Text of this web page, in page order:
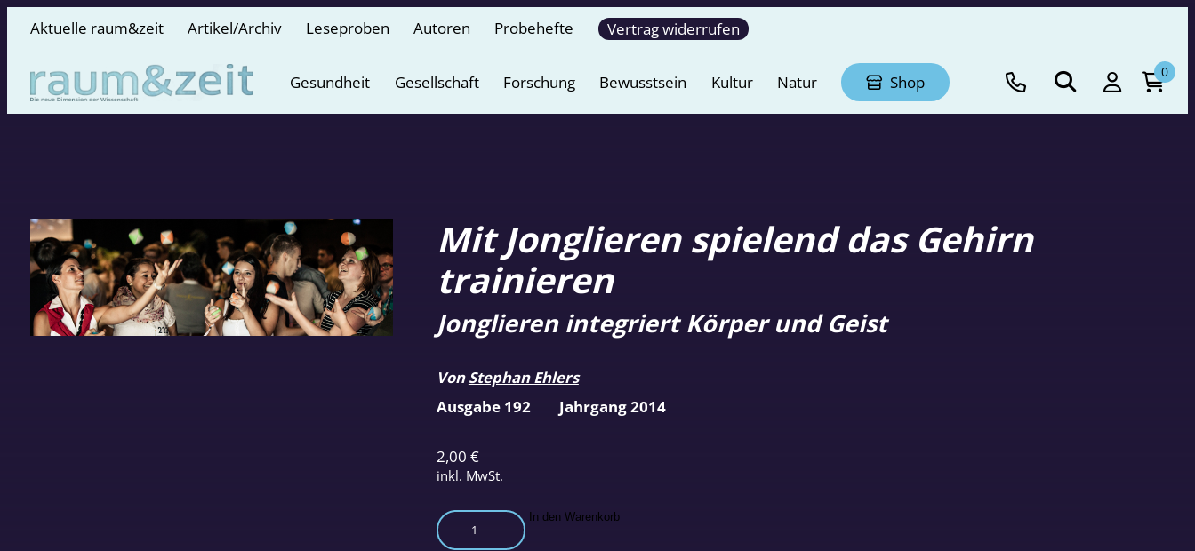
Aktuelle raum&zeit Artikel/Archiv Leseproben Autoren Probehefte Vertrag widerrufen
Gesundheit Gesellschaft Forschung Bewusstsein Kultur Natur Shop
0
Mit Jonglieren spielend das Gehirn
trainieren
2,00 €
inkl. MwSt.
Jonglieren integriert Körper und Geist
VonStephan Ehlers
Mit
Jonglieren
In den Warenkorb
Ausgabe 192 Jahrgang 2014